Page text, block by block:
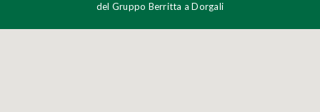
del Gruppo Berritta a Dorgali